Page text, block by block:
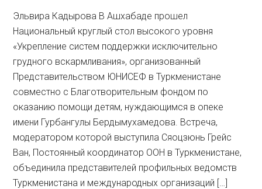
Эльвира Кадырова В Ашхабаде прошел
Национальный круглый стол высокого уровня
«Укрепление систем поддержки исключительно
грудного вскармливания», организованный
Представительством ЮНИСЕФ в Туркменистане
совместно с Благотворительным фондом по
оказанию помощи детям, нуждающимся в опеке
имени Гурбангулы Бердымухамедова. Встреча,
модератором которой выступила Сяоцзюнь Грейс
Ван, Постоянный координатор ООН в Туркменистане,
объединила представителей профильных ведомств
Туркменистана и международных организаций […]